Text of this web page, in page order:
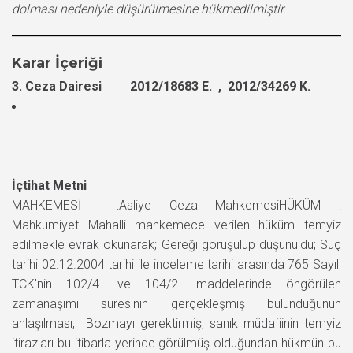
dolması nedeniyle düşürülmesine hükmedilmiştir.
Karar İçeriği
3. Ceza Dairesi 2012/18683 E. , 2012/34269 K.
İçtihat Metni
MAHKEMESİ :Asliye Ceza MahkemesiHÜKÜM :
Mahkumiyet Mahalli mahkemece verilen hüküm temyiz
edilmekle evrak okunarak; Gereği görüşülüp düşünüldü; Suç
tarihi 02.12.2004 tarihi ile inceleme tarihi arasında 765 Sayılı
TCK’nin 102/4. ve 104/2. maddelerinde öngörülen
zamanaşımı süresinin gerçekleşmiş bulunduğunun
anlaşılması, Bozmayı gerektirmiş, sanık müdafiinin temyiz
itirazları bu itibarla yerinde görülmüş olduğundan hükmün bu